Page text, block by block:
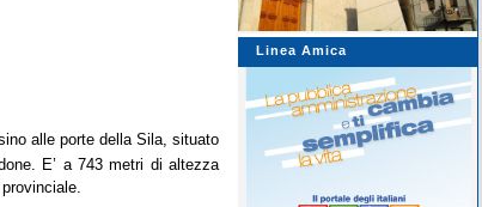
Linea Amica
alle porte della Sila, situato
E’ a 743 metri di altezza